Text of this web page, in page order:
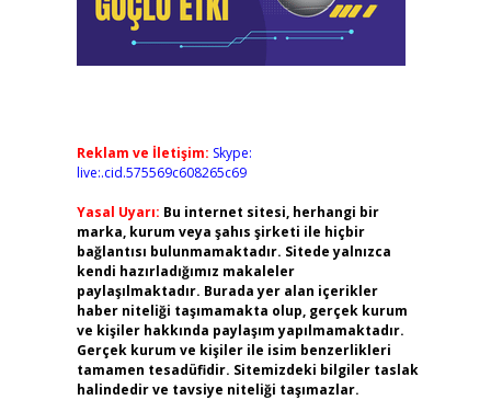
Reklam ve İletişim: Skype:
live:.cid.575569c608265c69
Yasal Uyarı: Bu internet sitesi, herhangi bir
marka, kurum veya şahıs şirketi ile hiçbir
bağlantısı bulunmamaktadır. Sitede yalnızca
kendi hazırladığımız makaleler
paylaşılmaktadır. Burada yer alan içerikler
haber niteliği taşımamakta olup, gerçek kurum
ve kişiler hakkında paylaşım yapılmamaktadır.
Gerçek kurum ve kişiler ile isim benzerlikleri
tamamen tesadüfidir. Sitemizdeki bilgiler taslak
halindedir ve tavsiye niteliği taşımazlar.